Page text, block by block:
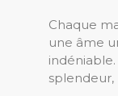
Chaque
une âme
splendeur,